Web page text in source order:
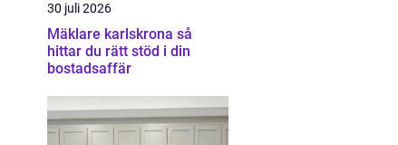
30 juli 2026
Mäklare karlskrona så
hittar du rätt stöd i din
bostadsaffär